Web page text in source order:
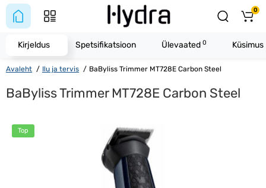
0
Avaleht Ilu ja tervis BaByliss Trimmer MT728E Carbon Steel
BaByliss Trimmer MT728E Carbon Steel
Top
Kirjeldus Spetsifikatsioon Ülevaated 0